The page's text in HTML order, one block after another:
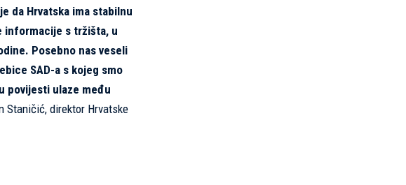
da Hrvatska ima stabilnu
informacije s tržišta, u
Posebno nas veseli
SAD-a s kojeg smo
povijesti ulaze među
Staničić, direktor Hrvatske